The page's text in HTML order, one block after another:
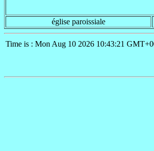
église paroissiale
Time is : Mon Aug 10 2026 10:43:21